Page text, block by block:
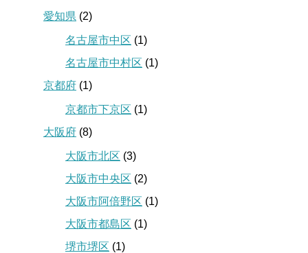
愛知県 (2)
名古屋市中区 (1)
名古屋市中村区 (1)
京都府 (1)
京都市下京区 (1)
大阪府 (8)
大阪市北区 (3)
大阪市中央区 (2)
大阪市阿倍野区 (1)
大阪市都島区 (1)
堺市堺区 (1)